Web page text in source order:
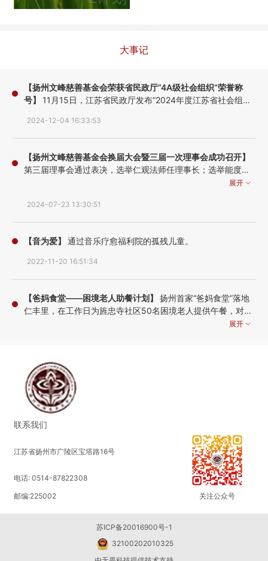
大事记
【扬州文峰慈善基金会荣获省民政厅“4A级社会组织”荣誉称
号】 11月15日，江苏省民政厅发布“2024年度江苏省社会组织
证书和社会组织等级评估奖牌，扬州文峰慈善基金会正式被授
予“4A级社会组织”荣誉称号！
2024-12-04 16:33:53
【扬州文峰慈善基金会换届大会暨三届一次理事会成功召开】
第三届理事会通过表决，选举仁观法师任理事长；选举能度法
师任副理事长；选举肖楠女士任副理事长兼秘书长；选举贾占
丽玲女士为第三届理事会名誉理事长；礼请徐永斌先生、传智
法师、赵长虹女士、郭祝山先生为基金会顾问，张一军先生为
名誉理事。
展开
2024-07-23 13:30:51
【音为爱】 通过音乐疗愈福利院的孤残儿童。
2022-11-20 16:51:34
【爸妈食堂——困境老人助餐计划】 扬州首家“爸妈食堂”落地
仁丰里，在工作日为旌忠寺社区50名困境老人提供午餐，对于
行动不便的老人，志愿者还将上门送餐，以此改善老人生活质
展开
【乡村儿童营养餐计划】
为化隆县100名困境学子提供在校期间每天一顿的营养爱心
餐，以改善孩子们的膳食营养，增强身体素质，促进健康成
长。
2021-09-01 16:05:11
扬州突发新冠疫情，我会联合苏州弘化
社慈善基金会、无锡祥符慈善基金会、常州天宁禅寺慈善基金
会、无锡暨阳圆融慈善基金会、无锡灵山慈善基金会、扬州恒
展开
【驰援河南特大暴雨】
联系我们
江苏省扬州市广陵区宝塔路16号
电话: 0514-87822308
邮编:225002
关注公众号
苏ICP备20016900号-1
32100202010325